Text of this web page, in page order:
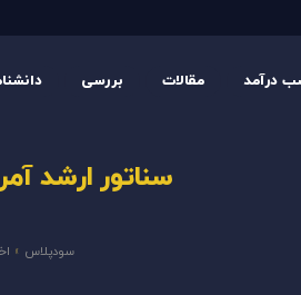
درآمد مقالات بررسی
سناتور ارشد
سودپلاس »